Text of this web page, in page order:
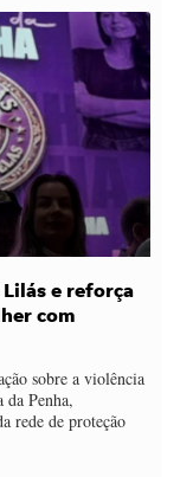
Lilás e reforça
com
sobre a violência
Penha,
rede de proteção